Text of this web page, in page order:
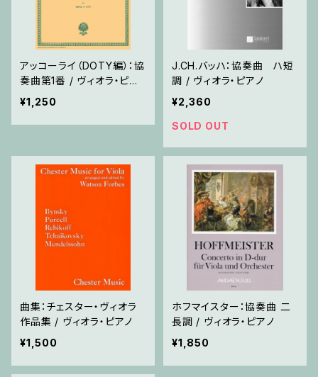
アッコーライ（DOTY編）：協
奏曲第1番 / ヴィオラ・ピア
ノ
¥1,250
J.CH.バッハ：協奏曲 ハ短
調 / ヴィオラ・ピアノ
¥2,360
SOLD OUT
曲集：チェスター・ヴィオラ
作品集 / ヴィオラ・ピアノ
¥1,500
ホフマイスター：協奏曲 二
長調 / ヴィオラ・ピアノ
¥1,850